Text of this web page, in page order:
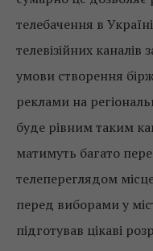
телебачення в
телевізійних
умови створення
реклами на
буде рівним таким
матимуть багато
телепереглядом
перед виборами у
підготував цікаві